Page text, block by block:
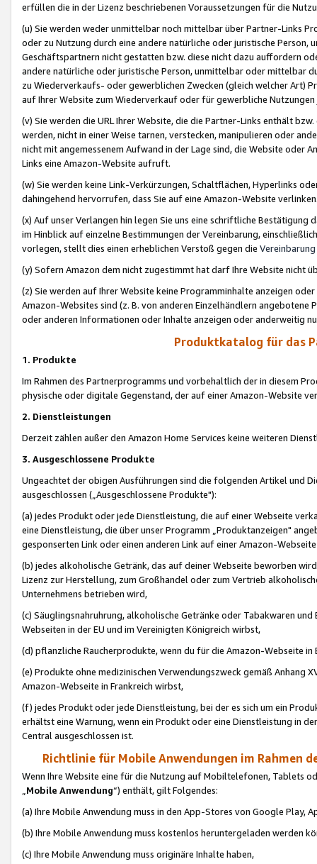
erfüllen die in der Lizenz beschriebenen Voraussetzungen für die
(u) Sie werden weder unmittelbar noch mittelbar über Partner-Links
oder zu Nutzung durch eine andere natürliche oder juristische
Geschäftspartnern nicht gestatten bzw. diese nicht dazu auffordern
andere natürliche oder juristische Person, unmittelbar oder mittelbar
zu Wiederverkaufs- oder gewerblichen Zwecken (gleich welcher Art)
auf Ihrer Website zum Wiederverkauf oder für gewerbliche
(v) Sie werden die URL Ihrer Website, die die Partner-Links enthält
werden, nicht in einer Weise tarnen, verstecken, manipulieren oder
nicht mit angemessenem Aufwand in der Lage sind, die Website oder
Links eine Amazon-Website aufruft.
(w) Sie werden keine Link-Verkürzungen, Schaltflächen, Hyperlinks
dahingehend hervorrufen, dass Sie auf eine Amazon-Website
(x) Auf unser Verlangen hin legen Sie uns eine schriftliche
im Hinblick auf einzelne Bestimmungen der Vereinbarung,
vorlegen, stellt dies einen erheblichen Verstoß gegen die Vereinbarung
(y) Sofern Amazon dem nicht zugestimmt hat darf Ihre Website nicht
(z) Sie werden auf Ihrer Website keine Programminhalte anzeigen
Amazon-Websites sind (z. B. von anderen Einzelhändlern
oder anderen Informationen oder Inhalte anzeigen oder anderweitig
Produktkatalog für das
1. Produkte
Im Rahmen des Partnerprogramms und vorbehaltlich der in diesem
physische oder digitale Gegenstand, der auf einer Amazon-Website
2. Dienstleistungen
Derzeit zählen außer den Amazon Home Services keine weiteren
3. Ausgeschlossene Produkte
Ungeachtet der obigen Ausführungen sind die folgenden Artikel und
ausgeschlossen („Ausgeschlossene Produkte"):
(a) jedes Produkt oder jede Dienstleistung, die auf einer Webseite
eine Dienstleistung, die über unser Programm „Produktanzeigen"
gesponserten Link oder einen anderen Link auf einer Amazon-
(b) jedes alkoholische Getränk, das auf deiner Webseite beworben
Lizenz zur Herstellung, zum Großhandel oder zum Vertrieb
Unternehmens betrieben wird,
(c) Säuglingsnahruhrung, alkoholische Getränke oder Tabakwaren
Webseiten in der EU und im Vereinigten Königreich wirbst,
(d) pflanzliche Raucherprodukte, wenn du für die Amazon-Webseite in
(e) Produkte ohne medizinischen Verwendungszweck gemäß Anhang
Amazon-Webseite in Frankreich wirbst,
(f) jedes Produkt oder jede Dienstleistung, bei der es sich um ein
erhältst eine Warnung, wenn ein Produkt oder eine Dienstleistung in
Central ausgeschlossen ist.
Richtlinie für Mobile Anwendungen im Rahmen
Wenn Ihre Website eine für die Nutzung auf Mobiltelefonen, Tablets
„Mobile Anwendung“) enthält, gilt Folgendes:
(a) Ihre Mobile Anwendung muss in den App-Stores von Google Play,
(b) Ihre Mobile Anwendung muss kostenlos heruntergeladen werden
(c) Ihre Mobile Anwendung muss originäre Inhalte haben,